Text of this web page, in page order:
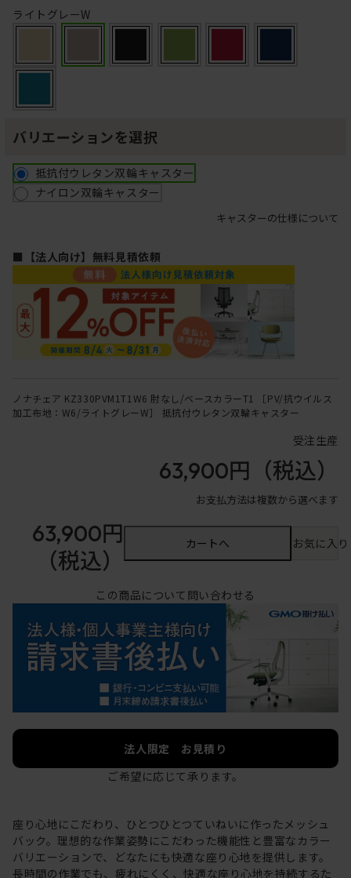
ライトグレーW
バリエーションを選択
抵抗付ウレタン双輪キャスター
ナイロン双輪キャスター
キャスターの仕様について
■【法人向け】無料見積依頼
ノナチェア KZ330PVM1T1W6 肘なし/ベースカラーT1 ［PV/抗ウイルス
加工布地：W6/ライトグレーW］ 抵抗付ウレタン双輪キャスター
受注生産
63,900円 （税込）
お支払方法は複数から選べます
63,900円
（税込）
カートへ お気に入
この商品について問い合わせる
法人限定 お見積り
ご希望に応じて承ります。
座り心地にこだわり、ひとつひとつていねいに作ったメッシュ
バック。理想的な作業姿勢にこだわった機能性と豊富なカラー
バリエーションで、どなたにも快適な座り心地を提供します。
長時間の作業でも、疲れにくく、快適な座り心地を持続するた